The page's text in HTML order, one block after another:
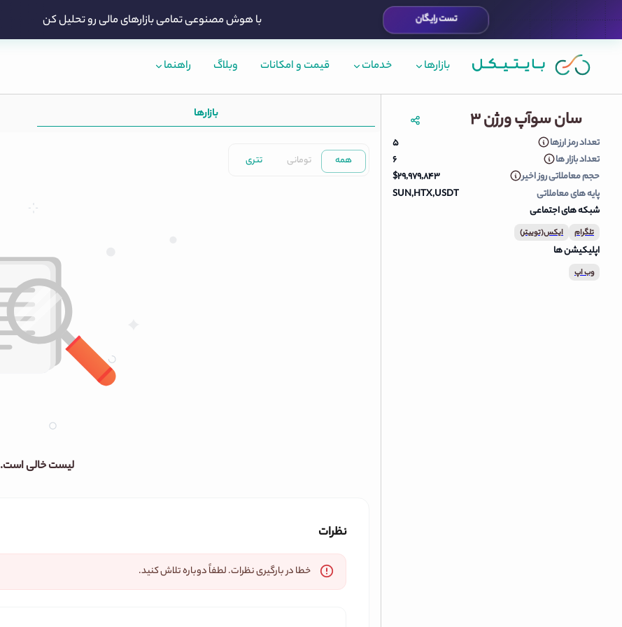
تست رایگان با هوش مصنوعی تمامی بازارهای مالی رو تحلیل کن
بازارها خدمات قیمت و امکانات وبلاگ راهنما
قیمت لحظه ای سان
سوآپ ورژن ۳
سان سوآپ ورژن ۳
تعداد رمز ارزها
۵
تعداد بازار ها
۶
حجم معاملاتی روز اخیر
$۲۹,۹۷۹,۸۴۳
پایه های معاملاتی
SUN,HTX,USDT
شبکه های اجتماعی
تلگرام ایکس(توییتر)
اپلیکیشن ها
وب اپ
بازارها
همه تومانی تتری
لیست خالی است.
نظرات
خطا در بارگیری نظرات. لطفاً دوباره تلاش کنید.